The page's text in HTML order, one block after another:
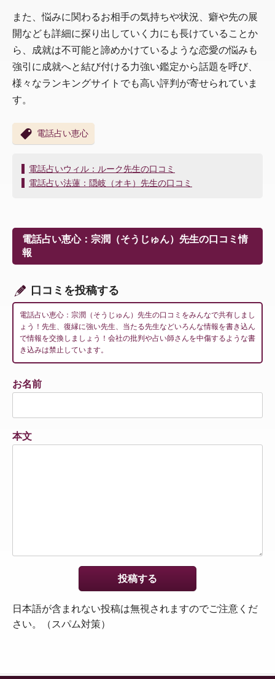
また、悩みに関わるお相手の気持ちや状況、癖や先の展
開なども詳細に探り出していく力にも長けていることか
ら、成就は不可能と諦めかけているような恋愛の悩みも
強引に成就へと結び付ける力強い鑑定から話題を呼び、
様々なランキングサイトでも高い評判が寄せられていま
す。
電話占い恵心
投
稿
ー
シ
ョ
電話占いウィル：ルーク先生の口コミ
電話占い法蓮：隠岐（オキ）先生の口コミ
電話占い恵心：宗潤（そうじゅん）先生の口コミ情
報
口コミを投稿する
電話占い恵心：宗潤（そうじゅん）先生の口コミをみんなで共有しまし
ょう！先生、復縁に強い先生、当たる先生などいろんな情報を書き込ん
で情報を交換しましょう！会社の批判や占い師さんを中傷するような書
き込みは禁止しています。
お名前
本文
日本語が含まれない投稿は無視されますのでご注意くだ
さい。（スパム対策）